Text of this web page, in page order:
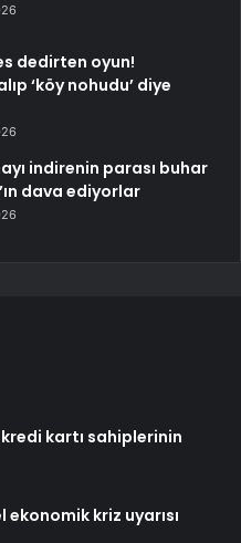
dedirten oyun!
‘köy nohudu’ diye
indirenin parası buhar
dava ediyorlar
kartı sahiplerinin
ekonomik kriz uyarısı